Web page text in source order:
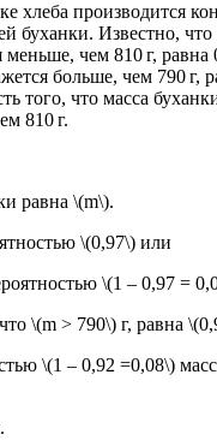
хлеба производится
буханки. Известно, что
меньше, чем 810 г, равна
больше, чем 790 г,
того, что масса
810 г.
равна \(m\).
\(0,97\) или
\(1 – 0,97 =
\(m > 790\) г, равна
\(1 – 0,92 =0,08\)